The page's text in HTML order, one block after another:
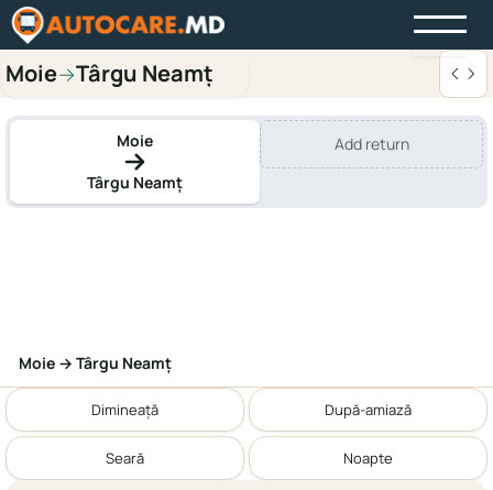
Moie→Târgu Neamț
Moie
Târgu Neamț
Add return
Moie → Târgu Neamț
Dimineață După-amiază
Seară Noapte